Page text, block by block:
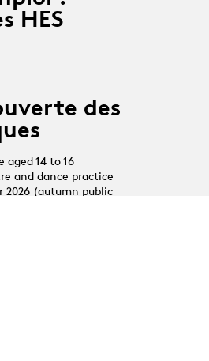
HES
des
aged 14 to 16
and dance practice
2026 (autumn public